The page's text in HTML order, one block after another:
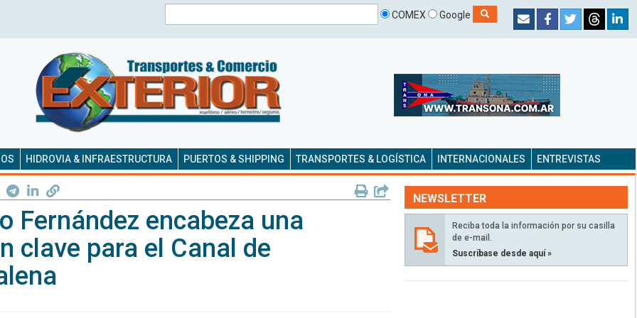
COMEX Google
HIDROVIA & INFRAESTRUCTURA PUERTOS & SHIPPING TRANSPORTES & LOGÍSTICA INTERNACIONALES ENTREVISTAS
Fernández encabeza una
clave para el Canal de
NEWSLETTER
Reciba toda la información por su casilla
de e-mail.
Suscríbase desde aquí »